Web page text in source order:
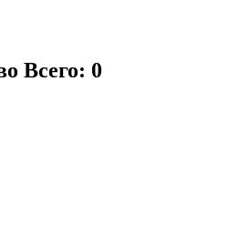
Всего: 0